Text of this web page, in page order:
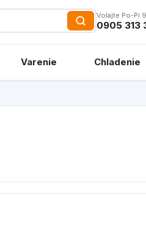
Volajte Po-Pi
0905 313
Varenie Chladenie